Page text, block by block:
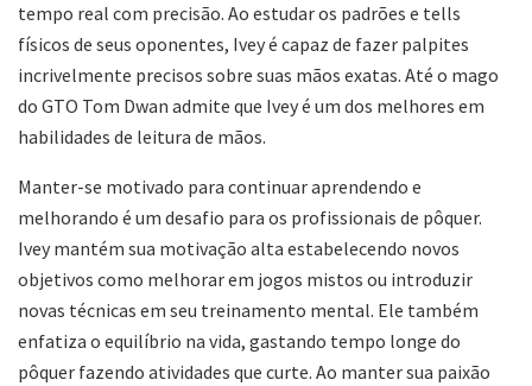
tempo real com precisão. Ao estudar os padrões e tells
físicos de seus oponentes, Ivey é capaz de fazer palpites
incrivelmente precisos sobre suas mãos exatas. Até o mago
do GTO Tom Dwan admite que Ivey é um dos melhores em
habilidades de leitura de mãos.
Manter-se motivado para continuar aprendendo e
melhorando é um desafio para os profissionais de pôquer.
Ivey mantém sua motivação alta estabelecendo novos
objetivos como melhorar em jogos mistos ou introduzir
novas técnicas em seu treinamento mental. Ele também
enfatiza o equilíbrio na vida, gastando tempo longe do
pôquer fazendo atividades que curte. Ao manter sua paixão